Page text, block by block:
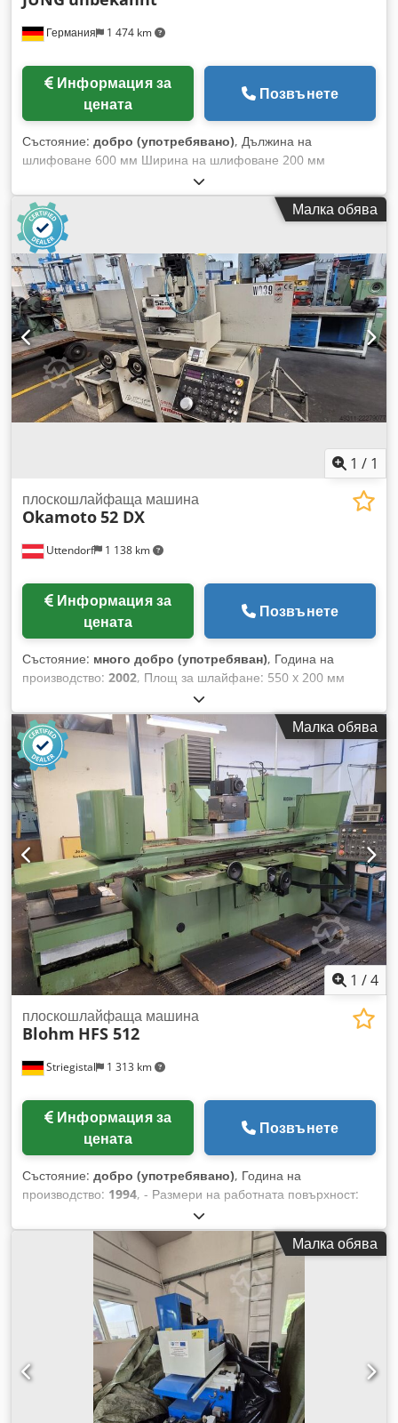
Германия 1 474 km
Информация за
цената
Позвънете
Състояние: добро (употребявано), Дължина на
шлифоване 600 мм Ширина на шлифоване 200 мм
Максимален диаметър на шлифовъчния диск 220 мм
Магнитна плоча за затягане 500 x 200 мм Обща
консумация на мощност 4,2 kW Необходима площ около 2
x 1,3 x 1,8 м Тази JUNG плоскошлифовъчна машина е в
добро и 100% функционално състояние. Машината все
още може да бъде разгледана под захранване при
продавача. Dkjdjxb Eg Ajpfx Ah Ior КОМПЛЕКТ/ОПИСАНИЕ:
- Машина - Охлаждащо устройство - Магнитна плоча за
затягане 500 x 200 мм - Хидравлично подаване
Малка обява
1 / 1
Uttendorf 1 138 km
плоскошлайфаща машина
Okamoto52 DX
Информация за
цената
Позвънете
Състояние: много добро (употребяван), Година на
производство: 2002, Площ за шлайфане: 550 x 200 мм
Макс. височина на шлайфане: 390 мм Dsdpfjzi R Sgjx Ah
Iskr Размери на шлифовъчния диск: макс. 225 x 20 мм
Отвор: 50,8 мм Скорост на въртене: 2880 об./мин Макс.
товар върху масата: 200 кг Тегло на машината: 1800 кг
Малка обява
1 /4
Striegistal 1 313 km
плоскошлайфаща машина
Blohm HFS 512
Информация за
цената
Позвънете
Състояние: добро (употребявано), Година на
производство: 1994, - Размери на работната повърхност:
1200 x 500 мм - Максимална дължина на шлифоване: 1200
мм Dedpfxozl Tmfo Ah Iekr - Максимална ширина на
шлифоване: 500 мм
Малка обява